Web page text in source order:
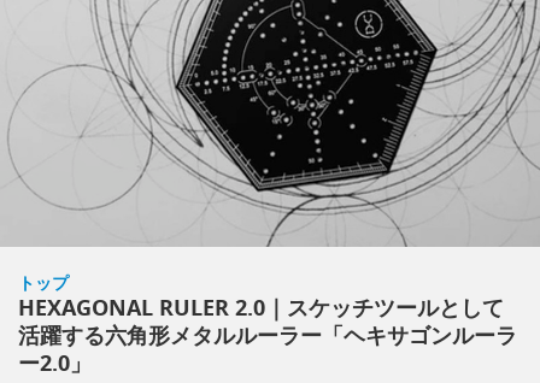
トップ
HEXAGONAL RULER 2.0｜スケッチツールとして
活躍する六角形メタルルーラー「ヘキサゴンルーラ
ー2.0」